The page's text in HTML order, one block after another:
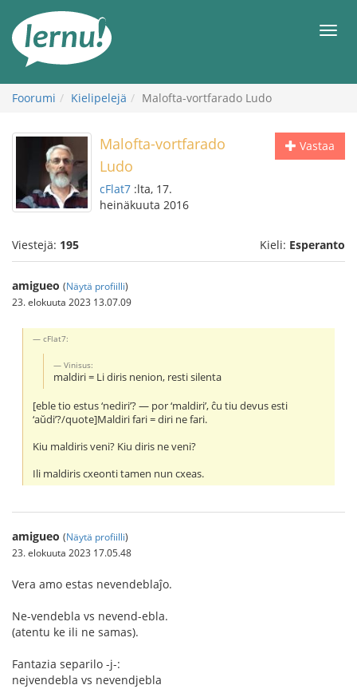
sisältöön
Foorumi Kielipelejä Malofta-vortfarado Ludo
Vastaa
Malofta-vortfarado
Ludo
cFlat7 :lta, 17.
heinäkuuta 2016
Viestejä: 195 Kieli: Esperanto
amigueo (Näytä profiilli)
23. elokuuta 2023 13.07.09
cFlat7:
Vinisus:
maldiri = Li diris nenion, resti silenta
[eble tio estus ‘nediri’? — por ‘maldiri’, ĉu tiu devus esti
‘aŭdi’?/quote]Maldiri fari = diri ne fari.
Kiu maldiris veni? Kiu diris ne veni?
Ili maldiris cxeonti tamen nun cxeas.
amigueo (Näytä profiilli)
23. elokuuta 2023 17.05.48
Vera amo estas nevendeblaĵo.
Ne-vendebla vs nevend-ebla.
(atentu ke ili ne samas).
Fantazia separilo -j-:
nejvendebla vs nevendjebla